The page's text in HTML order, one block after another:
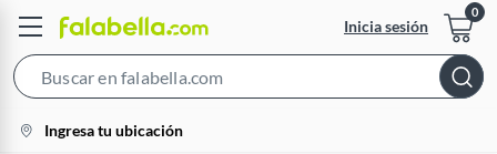
Inicia sesión
Bar
location-
icon
Ingresa tu ubicación